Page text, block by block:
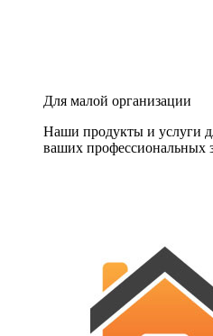
Для малой организации
Наши продукты и услуги
ваших профессиональных